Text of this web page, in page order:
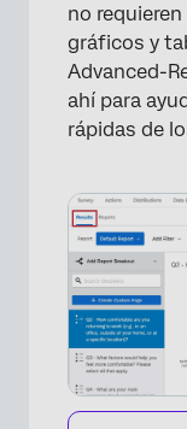
no
gráficos y
Advanced-
ahí para
rápidas de